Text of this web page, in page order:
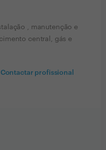
, manutenção e
central, gás e
Contactar profissional